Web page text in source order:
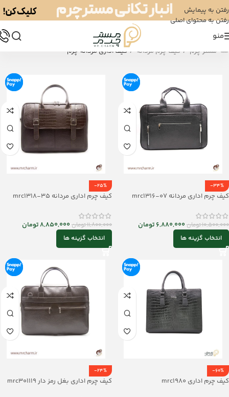
رفتن به پیمایش
رفتن به محتوای اصلی
منو
مستر چرم / کیف چرم مردانه /کیف اداری مردانه چرم
-34%
کیف چرم اداری مردانه mrc1316-07
10,500,000تومان6,880,000 تومان
انتخاب گزینه ها
-25%
کیف چرم اداری مردانه mrc1318-35
11,800,000تومان8,850,000تومان
انتخاب گزینه ها
-60%
کیف چرم اداری mrc1980
-24%
کیف چرم اداری بغل رمز دار mrc301119